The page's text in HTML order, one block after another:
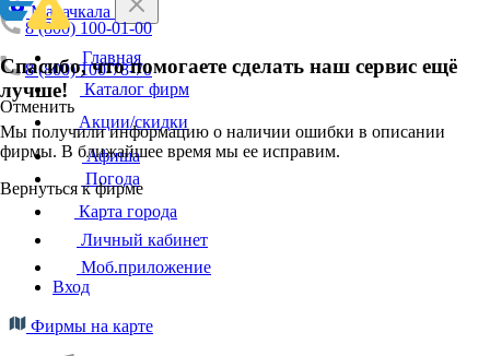
8 (800) 100-01-00
8 (800) 100-78-70
Отменить
Спасибо, что помогаете сделать наш сервис ещё
лучше!
Мы получили информацию о наличии ошибки в описании
фирмы. В ближайшее время мы ее исправим.
Вернуться к фирме
Махачкала
Главная
Каталог фирм
Акции/скидки
Афиша
Погода
Карта города
Личный кабинет
Моб.приложение
Вход
Фирмы на карте